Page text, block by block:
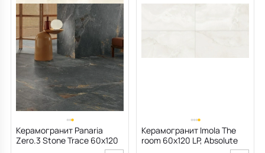
Керамогранит Panaria
Zero.3 Stone Trace 60х120
Керамогранит Imola The
room 60х120 LP, Absolute